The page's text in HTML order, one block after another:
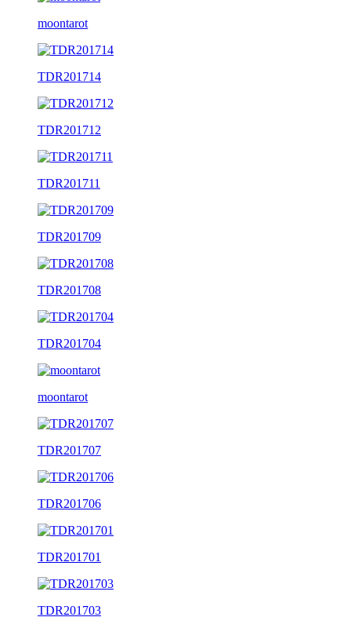
moontarot
TDR201714
TDR201712
TDR201711
TDR201709
TDR201708
TDR201704
moontarot
TDR201707
TDR201706
TDR201701
TDR201703